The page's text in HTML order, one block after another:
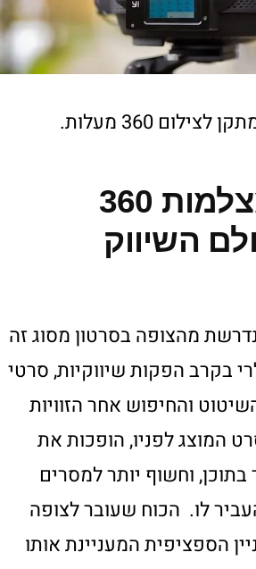
360 מעלות.
שימוש במצלמות 360
השיווק
מהצופה בסרטון מסוג זה
בקרב הפקות שיווקיות, סרטי
והחיפוש אחר הזוויות
המוצג לפניו, הופכות את
בתוכן, וחשוף יותר למסרים
לו. הכוח שעובר לצופה
הספציפית המעניינת אותו